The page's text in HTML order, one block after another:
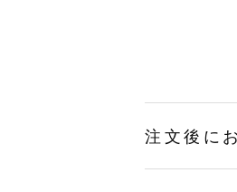
注文後に